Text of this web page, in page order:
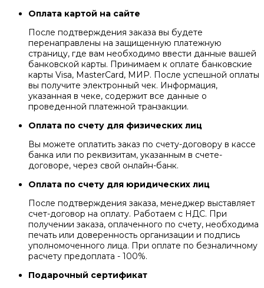
Оплата картой на сайте
После подтверждения заказа вы будете
перенаправлены на защищенную платежную
страницу, где вам необходимо ввести данные вашей
банковской карты. Принимаем к оплате банковские
карты Visa, MasterCard, МИР. После успешной оплаты
вы получите электронный чек. Информация,
указанная в чеке, содержит все данные о
проведенной платежной транзакции.
Оплата по счету для физических лиц
Вы можете оплатить заказ по счету-договору в кассе
банка или по реквизитам, указанным в счете-
договоре, через свой онлайн-банк.
Оплата по счету для юридических лиц
После подтверждения заказа, менеджер выставляет
счет-договор на оплату. Работаем с НДС. При
получении заказа, оплаченного по счету, необходима
печать или доверенность организации и подпись
уполномоченного лица. При оплате по безналичному
расчету предоплата - 100%.
Подарочный сертификат